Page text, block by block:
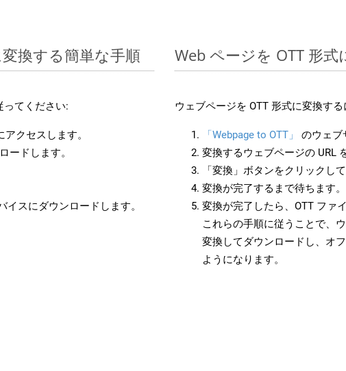
換する簡単な手順
ってください:
アクセスします。
ードします。
スにダウンロードします。
Web ページを OTT 形式
ウェブページを OTT 形式に変換する
「Webpage to OTT」
のウェブ
変換するウェブページの URL
「変換」ボタンをクリックし
変換が完了するまで待ちます。
変換が完了したら、OTT ファ
これらの手順に従うことで、
変換してダウンロードし、オ
ようになります。